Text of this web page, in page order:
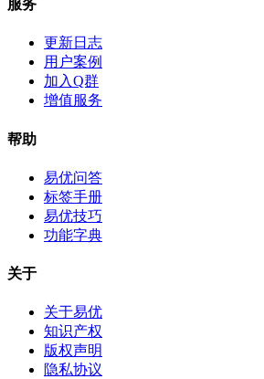
服务
更新日志
用户案例
加入Q群
增值服务
帮助
易优问答
标签手册
易优技巧
功能字典
关于
关于易优
知识产权
版权声明
隐私协议